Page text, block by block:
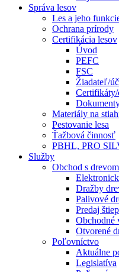
Správa lesov
Les a jeho
Ochrana prírody
Certifikácia lesov
Úvod
PEFC
FSC
Žiadateľ/
Certifikáty/
Materiály na
Pestovanie lesa
Ťažbová činnosť
PBHL, PRO
Služby
Obchod s drevom
Dražby
Palivové
Predaj
Obchodné
Otvorené
Poľovníctvo
Aktuálne
Legislatíva